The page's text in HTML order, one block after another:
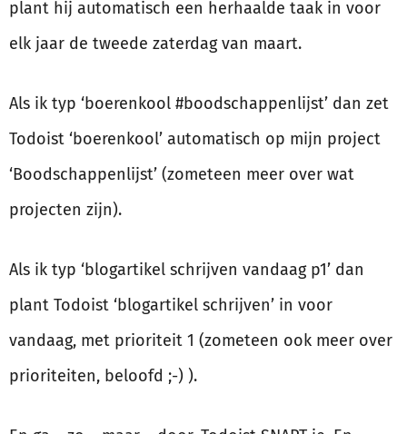
plant hij automatisch een herhaalde taak in voor
elk jaar de tweede zaterdag van maart.
Als ik typ ‘boerenkool #boodschappenlijst’ dan zet
Todoist ‘boerenkool’ automatisch op mijn project
‘Boodschappenlijst’ (zometeen meer over wat
projecten zijn).
Als ik typ ‘blogartikel schrijven vandaag p1’ dan
plant Todoist ‘blogartikel schrijven’ in voor
vandaag, met prioriteit 1 (zometeen ook meer over
prioriteiten, beloofd ;-) ).